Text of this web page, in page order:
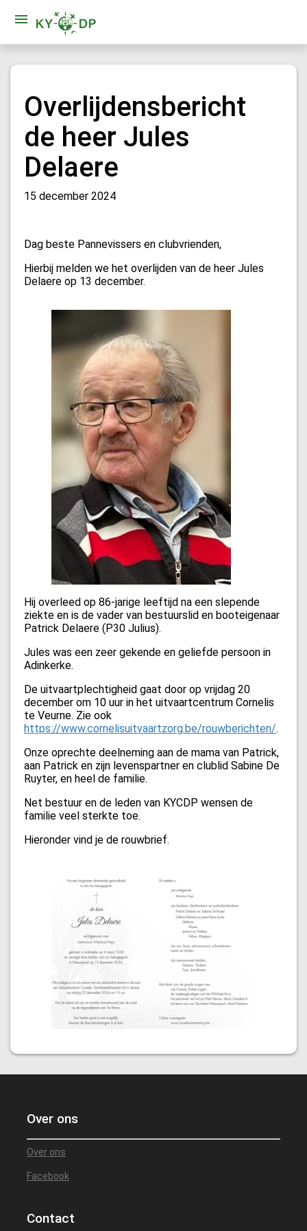
Overlijdensbericht
de heer Jules
Delaere
15 december 2024
Dag beste Pannevissers en clubvrienden,
Hierbij melden we het overlijden van de heer Jules
Delaere op 13 december.
Hij overleed op 86-jarige leeftijd na een slepende
ziekte en is de vader van bestuurslid en booteigenaar
Patrick Delaere (P30 Julius).
Jules was een zeer gekende en geliefde persoon in
Adinkerke.
De uitvaartplechtigheid gaat door op vrijdag 20
december om 10 uur in het uitvaartcentrum Cornelis
te Veurne. Zie ook
https://www.cornelisuitvaartzorg.be/rouwberichten/.
Onze oprechte deelneming aan de mama van Patrick,
aan Patrick en zijn levenspartner en clublid Sabine De
Ruyter, en heel de familie.
Net bestuur en de leden van KYCDP wensen de
familie veel sterkte toe.
Hieronder vind je de rouwbrief.
Over ons
Over ons
Facebook
Contact